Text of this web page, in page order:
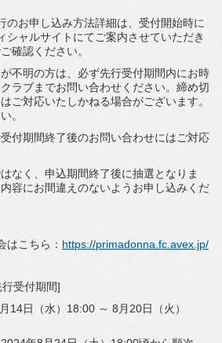
お申し込み方法詳細は、受付開始時に
シャルサイトにてご案内させていただき
確認ください。
不明の方は、必ず先行受付期間内にお時
ラブまでお問い合わせください。締め切
ご対応いたしかねる場合がございます。
。
付期間終了後のお問い合わせにはご対応
なく、申込期間終了後に抽選となりま
容にお間違えのないようお申し込みくだ
はこちら： https://primadonna.fc.avex.jp/
受付期間]
14日（水）18:00 ～ 8月20日（火）